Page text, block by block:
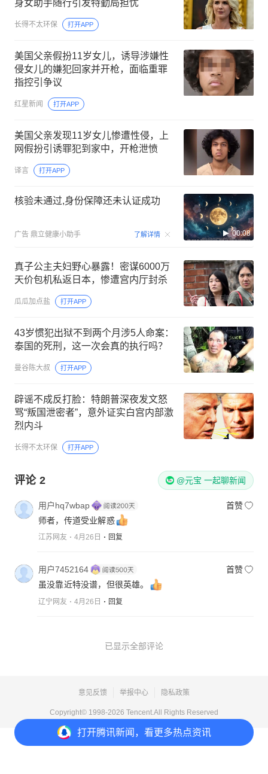
打开腾讯新闻，看更多热点资讯
身女助手随行引发特勤局担忧
长得不太环保 打开APP
美国父亲假扮11岁女儿，诱导涉嫌性
侵女儿的嫌犯回家并开枪，面临重罪
指控引争议
红星新闻 打开APP
美国父亲发现11岁女儿惨遭性侵，上
网假扮引诱罪犯到家中，开枪泄愤
译言 打开APP
核验未通过,身份保障还未认证成功
广告 鼎立健康小助手 了解详情 00:08
真子公主夫妇野心暴露！密谋6000万
天价包机私返日本，惨遭宫内厅封杀
瓜瓜加点盐 打开APP
43岁惯犯出狱不到两个月涉5人命案：
泰国的死刑，这一次会真的执行吗？
曼谷陈大叔 打开APP
辟谣不成反打脸：特朗普深夜发文怒
骂“叛国泄密者”，意外证实白宫内部激
烈内斗
长得不太环保 打开APP
评论 2 @元宝 一起聊新闻
用户hq7wbap
首赞
师者，传道受业解惑
江苏网友 4月26日 回复
用户7452164
首赞
虽没靠近特没谱，但很英雄。
辽宁网友 4月26日 回复
已显示全部评论
意见反馈 举报中心 隐私政策
Copyright© 1998-2026 Tencent.All Rights Reserved